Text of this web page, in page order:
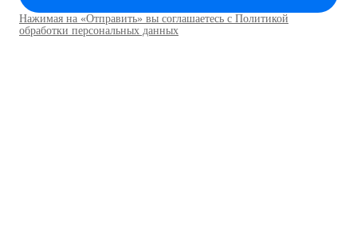
Нажимая на «Отправить» вы соглашаетесь с Политикой
обработки персональных данных